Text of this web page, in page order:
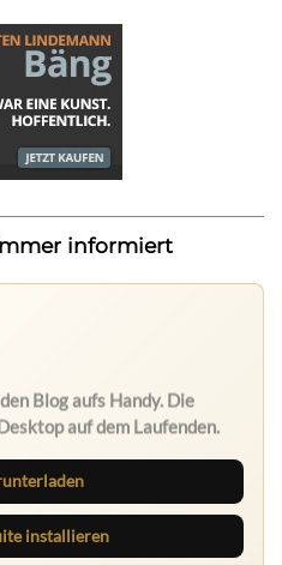
informiert
Blog aufs Handy. Die
auf dem Laufenden.
installieren